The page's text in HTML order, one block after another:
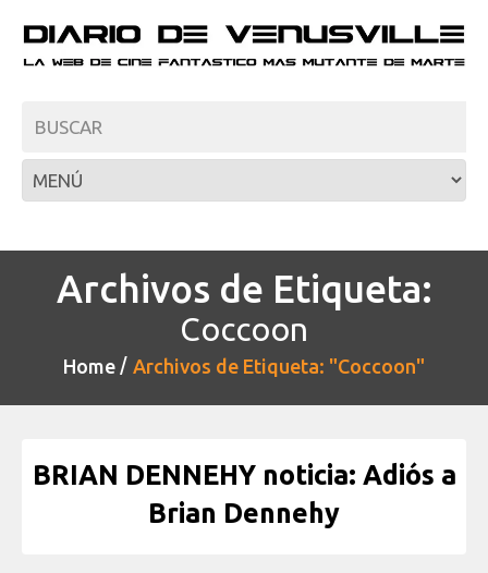
Archivos de Etiqueta:
Coccoon
Home Archivos de Etiqueta: "Coccoon"
BRIAN DENNEHY noticia: Adiós a
Brian Dennehy